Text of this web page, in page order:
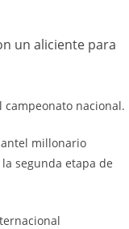
un aliciente para
campeonato nacional.
millonario
segunda etapa de